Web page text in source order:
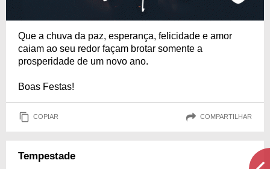
Que a chuva da paz, esperança, felicidade e amor
caiam ao seu redor façam brotar somente a
prosperidade de um novo ano.
Boas Festas!
COPIAR COMPARTILHAR
Tempestade